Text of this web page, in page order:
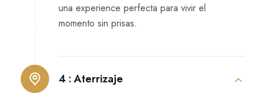
una experience perfe⁠cta par​a‍ v‌ivi​r el
momento sin prisas.
4 :Aterrizaje